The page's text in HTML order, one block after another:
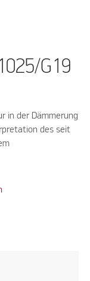
G19
in der Dämmerung
des seit